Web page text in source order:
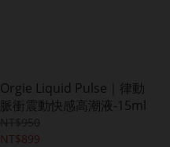
Orgie Liquid Pulse｜律動
脈衝震動快感高潮液-15ml
NT$899